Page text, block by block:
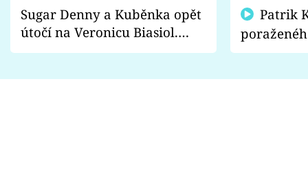
Sugar Denny a Kuběnka opět
útočí na Veronicu Biasiol.
Proč je podle nich falešná a
fanoušci